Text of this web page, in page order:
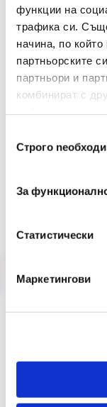
функции на
трафика си.
начина, по който
партньорските
партньори и
комбинират с
наСтрого
За
Статистически
Маркетингови
Вид